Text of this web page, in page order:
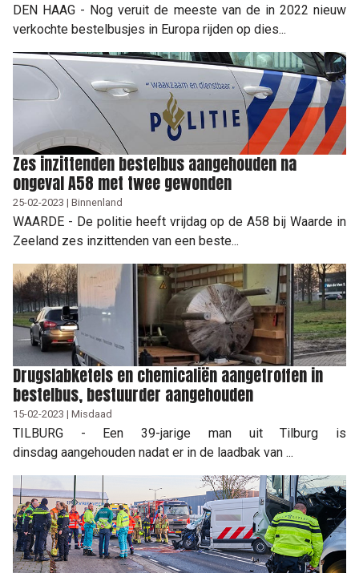
DEN HAAG - Nog veruit de meeste van de in 2022 nieuw
verkochte bestelbusjes in Europa rijden op dies...
Zes inzittenden bestelbus aangehouden na
ongeval A58 met twee gewonden
25-02-2023 | Binnenland
WAARDE - De politie heeft vrijdag op de A58 bij Waarde in
Zeeland zes inzittenden van een beste...
Drugslabketels en chemicaliën aangetroffen in
bestelbus, bestuurder aangehouden
15-02-2023 | Misdaad
TILBURG - Een 39-jarige man uit Tilburg is
dinsdag aangehouden nadat er in de laadbak van ...